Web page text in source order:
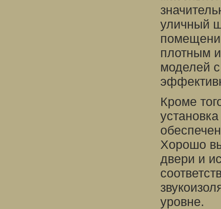
уличный
плотным
моделей с
Кроме
Хорошо
двери и
уровне.